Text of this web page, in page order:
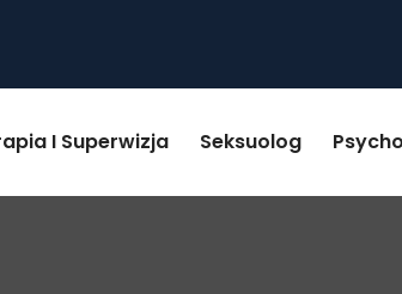
I Superwizja Seksuolog